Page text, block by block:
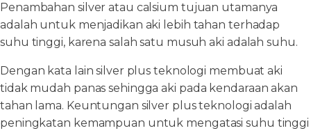
Penambahan silver atau calsium tujuan utamanya
adalah untuk menjadikan aki lebih tahan terhadap
suhu tinggi, karena salah satu musuh aki adalah suhu.
Dengan kata lain silver plus teknologi membuat aki
tidak mudah panas sehingga aki pada kendaraan akan
tahan lama. Keuntungan silver plus teknologi adalah
peningkatan kemampuan untuk mengatasi suhu tinggi